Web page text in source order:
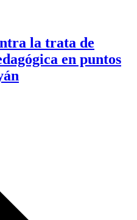
la trata de
en puntos